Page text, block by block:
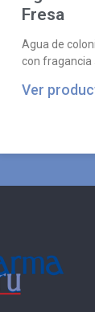
Fresa
Agua de
con fragancia
Ver